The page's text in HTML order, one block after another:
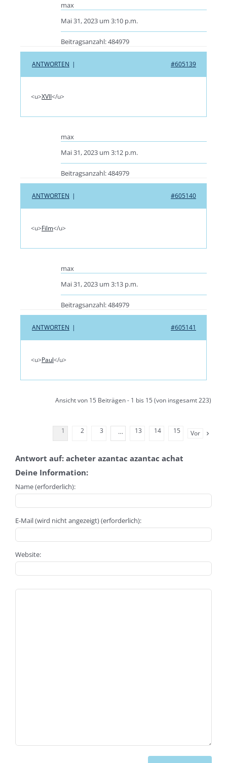
max
Mai 31, 2023 um 3:10 p.m.
Beitragsanzahl: 484979
#605139
ANTWORTEN |
<u>XVII</u>
max
Mai 31, 2023 um 3:12 p.m.
Beitragsanzahl: 484979
#605140
ANTWORTEN |
<u>Film</u>
max
Mai 31, 2023 um 3:13 p.m.
Beitragsanzahl: 484979
#605141
ANTWORTEN |
<u>Paul</u>
Ansicht von 15 Beiträgen - 1 bis 15 (von insgesamt 223)
1 2 3 … 13 14 15 Vor
Antwort auf: acheter azantac azantac achat
Deine Information:
Name (erforderlich):
E-Mail (wird nicht angezeigt) (erforderlich):
Website: